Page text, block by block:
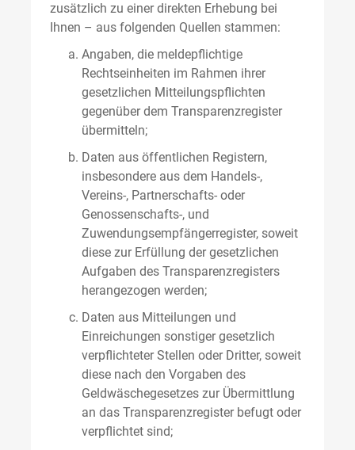
zusätzlich zu einer direkten Erhebung bei
Ihnen – aus folgenden Quellen stammen:
Angaben, die meldepflichtige
Rechtseinheiten im Rahmen ihrer
gesetzlichen Mitteilungspflichten
gegenüber dem Transparenzregister
übermitteln;
Daten aus öffentlichen Registern,
insbesondere aus dem Handels-,
Vereins-, Partnerschafts- oder
Genossenschafts-, und
Zuwendungsempfängerregister, soweit
diese zur Erfüllung der gesetzlichen
Aufgaben des Transparenzregisters
herangezogen werden;
Daten aus Mitteilungen und
Einreichungen sonstiger gesetzlich
verpflichteter Stellen oder Dritter, soweit
diese nach den Vorgaben des
Geldwäschegesetzes zur Übermittlung
an das Transparenzregister befugt oder
verpflichtet sind;